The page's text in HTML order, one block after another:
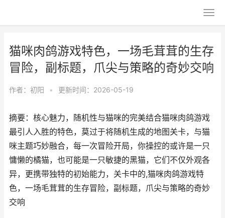
猫咪肉鸽游戏特色，一场毛茸茸的生存
冒险，副标题，爪尖与策略的奇妙交响
作者： 初阳 • 更新时间：2026-05-19
摘要：核心魅力，随机性与猫咪的完美结合猫咪肉鸽游戏
最引人入胜的特色，莫过于将随机生成的地图关卡，与猫
咪主题巧妙融合，每一次冒险开局，你操控的或许是一只
慵懒的橘猫，也可能是一只敏捷的黑猫，它们不仅外观各
异，更携带独特的初始能力，关卡中的,猫咪肉鸽游戏特
色，一场毛茸茸的生存冒险，副标题，爪尖与策略的奇妙
交响